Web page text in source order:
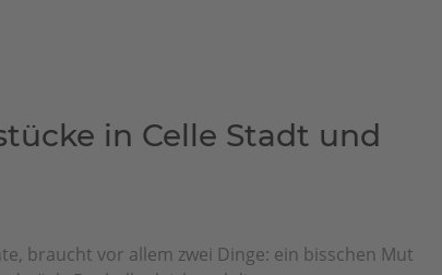
in Celle Stadt und
braucht vor allem zwei Dinge: ein bisschen Mut